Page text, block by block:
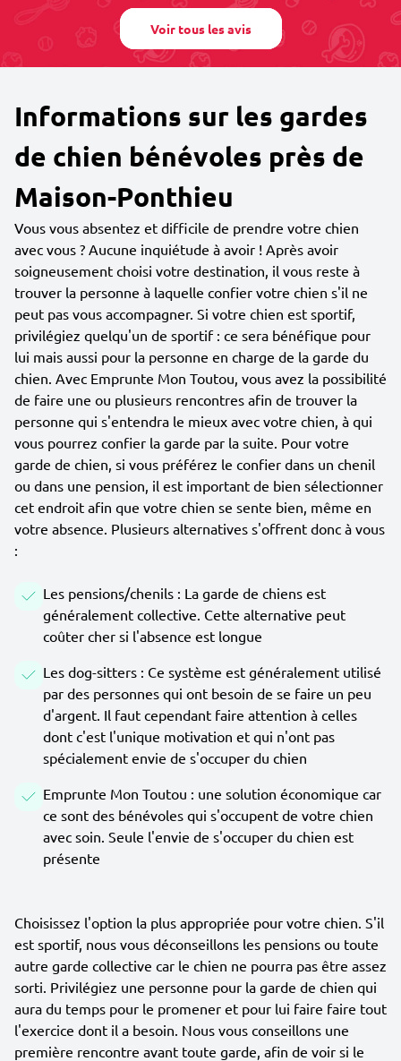
Voir tous les avis
Informations sur les gardes
de chien bénévoles près de
Maison-Ponthieu
Vous vous absentez et difficile de prendre votre chien
avec vous ? Aucune inquiétude à avoir ! Après avoir
soigneusement choisi votre destination, il vous reste à
trouver la personne à laquelle confier votre chien s'il ne
peut pas vous accompagner. Si votre chien est sportif,
privilégiez quelqu'un de sportif : ce sera bénéfique pour
lui mais aussi pour la personne en charge de la garde du
chien. Avec Emprunte Mon Toutou, vous avez la possibilité
de faire une ou plusieurs rencontres afin de trouver la
personne qui s'entendra le mieux avec votre chien, à qui
vous pourrez confier la garde par la suite. Pour votre
garde de chien, si vous préférez le confier dans un chenil
ou dans une pension, il est important de bien sélectionner
cet endroit afin que votre chien se sente bien, même en
votre absence. Plusieurs alternatives s'offrent donc à vous
:
Les pensions/chenils : La garde de chiens est
généralement collective. Cette alternative peut
coûter cher si l'absence est longue
Les dog-sitters : Ce système est généralement utilisé
par des personnes qui ont besoin de se faire un peu
d'argent. Il faut cependant faire attention à celles
dont c'est l'unique motivation et qui n'ont pas
spécialement envie de s'occuper du chien
Emprunte Mon Toutou : une solution économique car
ce sont des bénévoles qui s'occupent de votre chien
avec soin. Seule l'envie de s'occuper du chien est
présente
Choisissez l'option la plus appropriée pour votre chien. S'il
est sportif, nous vous déconseillons les pensions ou toute
autre garde collective car le chien ne pourra pas être assez
sorti. Privilégiez une personne pour la garde de chien qui
aura du temps pour le promener et pour lui faire faire tout
l'exercice dont il a besoin. Nous vous conseillons une
première rencontre avant toute garde, afin de voir si le